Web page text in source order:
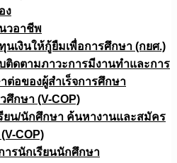
ง
วอาชีพ
นเงินให้กู้ยืมเพื่อการศึกษา (กยศ.)
ติดตามภาวะการมีงานทำและการ
ต่อของผู้สำเร็จการศึกษา
ศึกษา (V-COP)
ยน/นักศึกษา ค้นหางานและสมัคร
COP)
ารนักเรียนนักศึกษา